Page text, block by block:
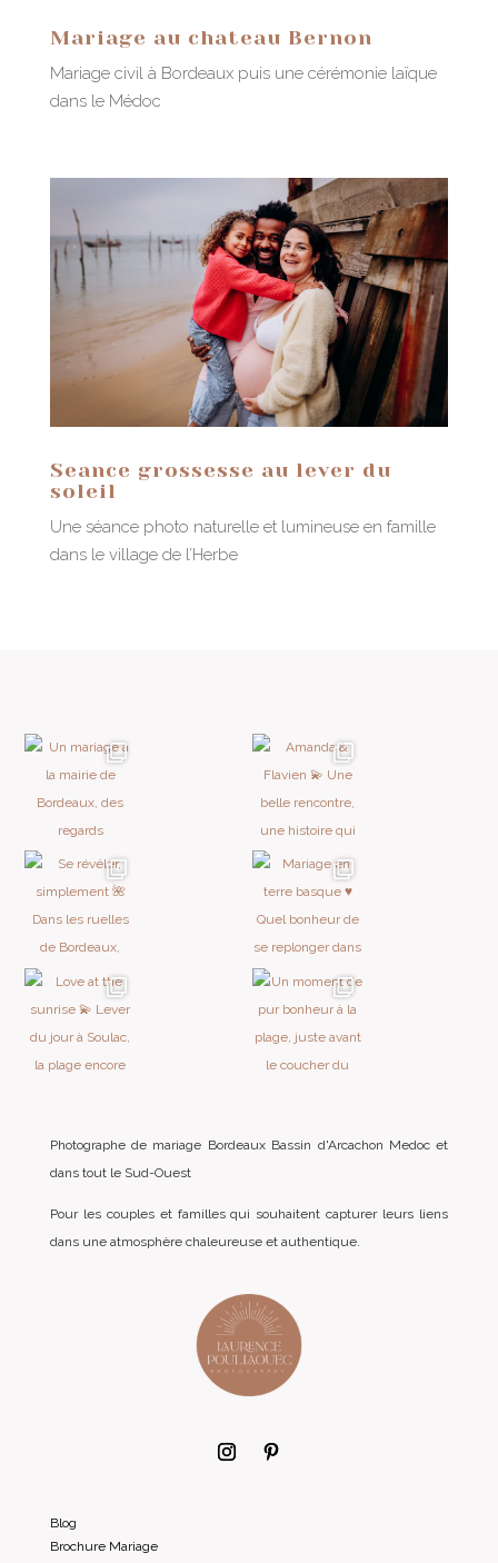
Mariage au chateau Bernon
Mariage civil à Bordeaux puis une cérémonie laïque
dans le Médoc
Seance grossesse au lever du
soleil
Une séance photo naturelle et lumineuse en famille
dans le village de l’Herbe
Photographe de mariage Bordeaux Bassin d'Arcachon Medoc et
dans tout le Sud-Ouest
Pour les couples et familles qui souhaitent capturer leurs liens
dans une atmosphère chaleureuse et authentique.
Blog
Brochure Mariage